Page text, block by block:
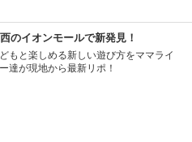
のイオンモールで新発見！
もと楽しめる新しい遊び方をママライ
達が現地から最新リポ！